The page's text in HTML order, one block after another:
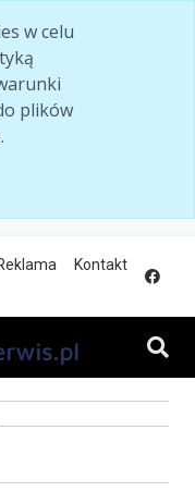
w celu
plików
Kontakt